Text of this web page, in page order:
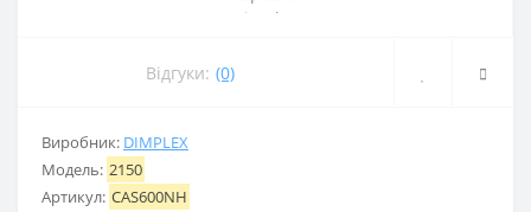
Відгуки: (0)
Виробник: DIMPLEX
Модель: 2150
Артикул: CAS600NH